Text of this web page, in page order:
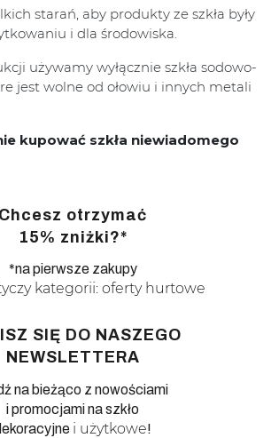
starań, aby produkty ze szkła były
i dla środowiska.
używamy wyłącznie szkła sodowo-
jest wolne od ołowiu i innych metali
kupować szkła niewiadomego
Chcesz otrzymać
15% zniżki?*
*na pierwsze zakupy
kategorii: oferty hurtowe
SIĘ DO NASZEGO
NEWSLETTERA
na bieżąco z nowościami
i promocjami na szkło
i użytkowe!